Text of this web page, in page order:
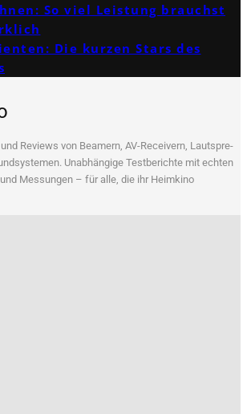
So viel Leistung brauchst
Die kurzen Stars des
Reviews von Bea­mern, AV-Recei­vern, Laut­spre­
Unab­hän­gi­ge Test­be­rich­te mit ech­ten
Mes­sun­gen – für alle, die ihr Heim­ki­no